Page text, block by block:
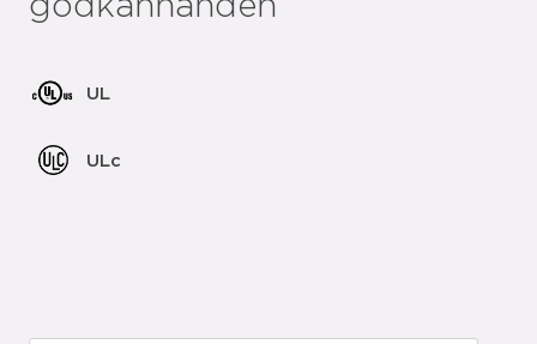
godkännanden
UL
ULc